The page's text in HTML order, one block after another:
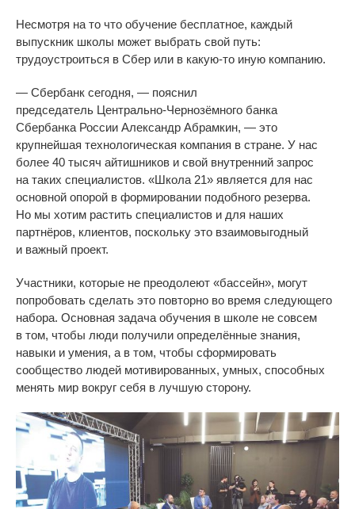
Несмотря на то что обучение бесплатное, каждый
выпускник школы может выбрать свой путь:
трудоустроиться в Сбер или в какую-тоиную компанию.
— Сбербанк сегодня, —пояснил
председатель Центрально-Чернозёмногобанка
Сбербанка России Александр Абрамкин, —это
крупнейшая технологическая компания в стране. У нас
более 40 тысяч айтишников и свой внутренний запрос
на таких специалистов. «Школа 21»является для нас
основной опорой в формировании подобного резерва.
Но мы хотим растить специалистов и для наших
партнёров, клиентов, поскольку это взаимовыгодный
и важный проект.
Участники, которые не преодолеют «бассейн», могут
попробовать сделать это повторно во время следующего
набора. Основная задача обучения в школе не совсем
в том, чтобы люди получили определённые знания,
навыки и умения, а в том, чтобы сформировать
сообщество людей мотивированных, умных, способных
менять мир вокруг себя в лучшую сторону.